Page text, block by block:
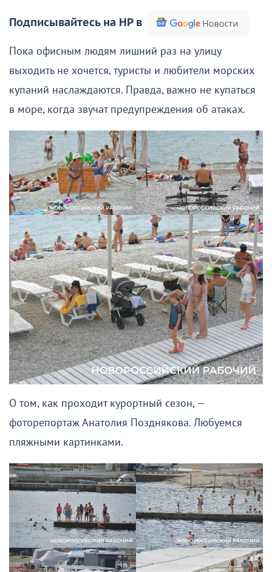
Подписывайтесь на НР в
Пока офисным людям лишний раз на улицу
выходить не хочется, туристы и любители морских
купаний наслаждаются. Правда, важно не купаться
в море, когда звучат предупреждения об атаках.
О том, как проходит курортный сезон, —
фоторепортаж Анатолия Позднякова. Любуемся
пляжными картинками.